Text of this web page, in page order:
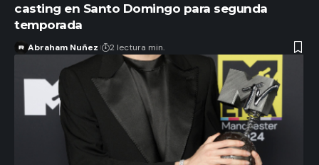
casting en Santo Domingo para segunda
temporada
Abraham Nuñez 2 lectura min.